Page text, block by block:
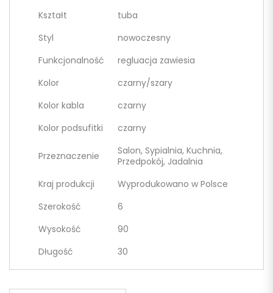
Kształt
tuba
Styl
nowoczesny
Funkcjonalność
regluacja zawiesia
Kolor
czarny/szary
Kolor kabla
czarny
Kolor podsufitki
czarny
Przeznaczenie
Salon, Sypialnia, Kuchnia,
Przedpokój, Jadalnia
Kraj produkcji
Wyprodukowano w Polsce
Szerokość
6
Wysokość
90
Długość
30